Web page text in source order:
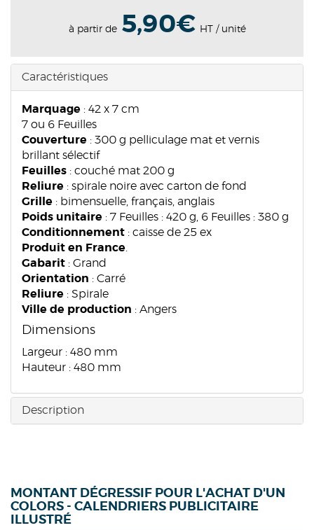
à partir de 5,90€ HT / unité
Caractéristiques
Marquage : 42 x 7 cm
7 ou 6 Feuilles
Couverture : 300 g pelliculage mat et vernis
brillant sélectif
Feuilles : couché mat 200 g
Reliure : spirale noire avec carton de fond
Grille : bimensuelle, français, anglais
Poids unitaire : 7 Feuilles : 420 g, 6 Feuilles : 380 g
Conditionnement : caisse de 25 ex
Produit en France
Gabarit : Grand
Orientation : Carré
Reliure : Spirale
Ville de production : Angers
Dimensions
Largeur : 480 mm
Hauteur : 480 mm
Description
MONTANT DÉGRESSIF POUR L'ACHAT D'UN
COLORS - CALENDRIERS PUBLICITAIRE
ILLUSTRÉ